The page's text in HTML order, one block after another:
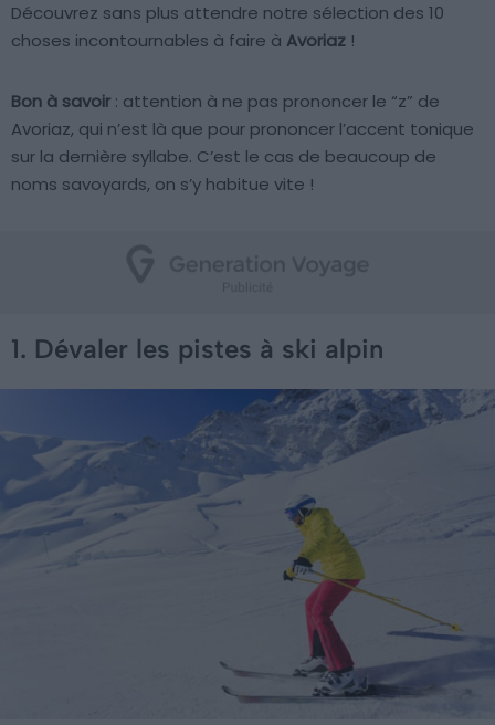
Découvrez sans plus attendre notre sélection des 10
choses incontournables à faire à Avoriaz !
Bon à savoir : attention à ne pas prononcer le “z” de
Avoriaz, qui n’est là que pour prononcer l’accent tonique
sur la dernière syllabe. C’est le cas de beaucoup de
noms savoyards, on s’y habitue vite !
1. Dévaler les pistes à ski alpin